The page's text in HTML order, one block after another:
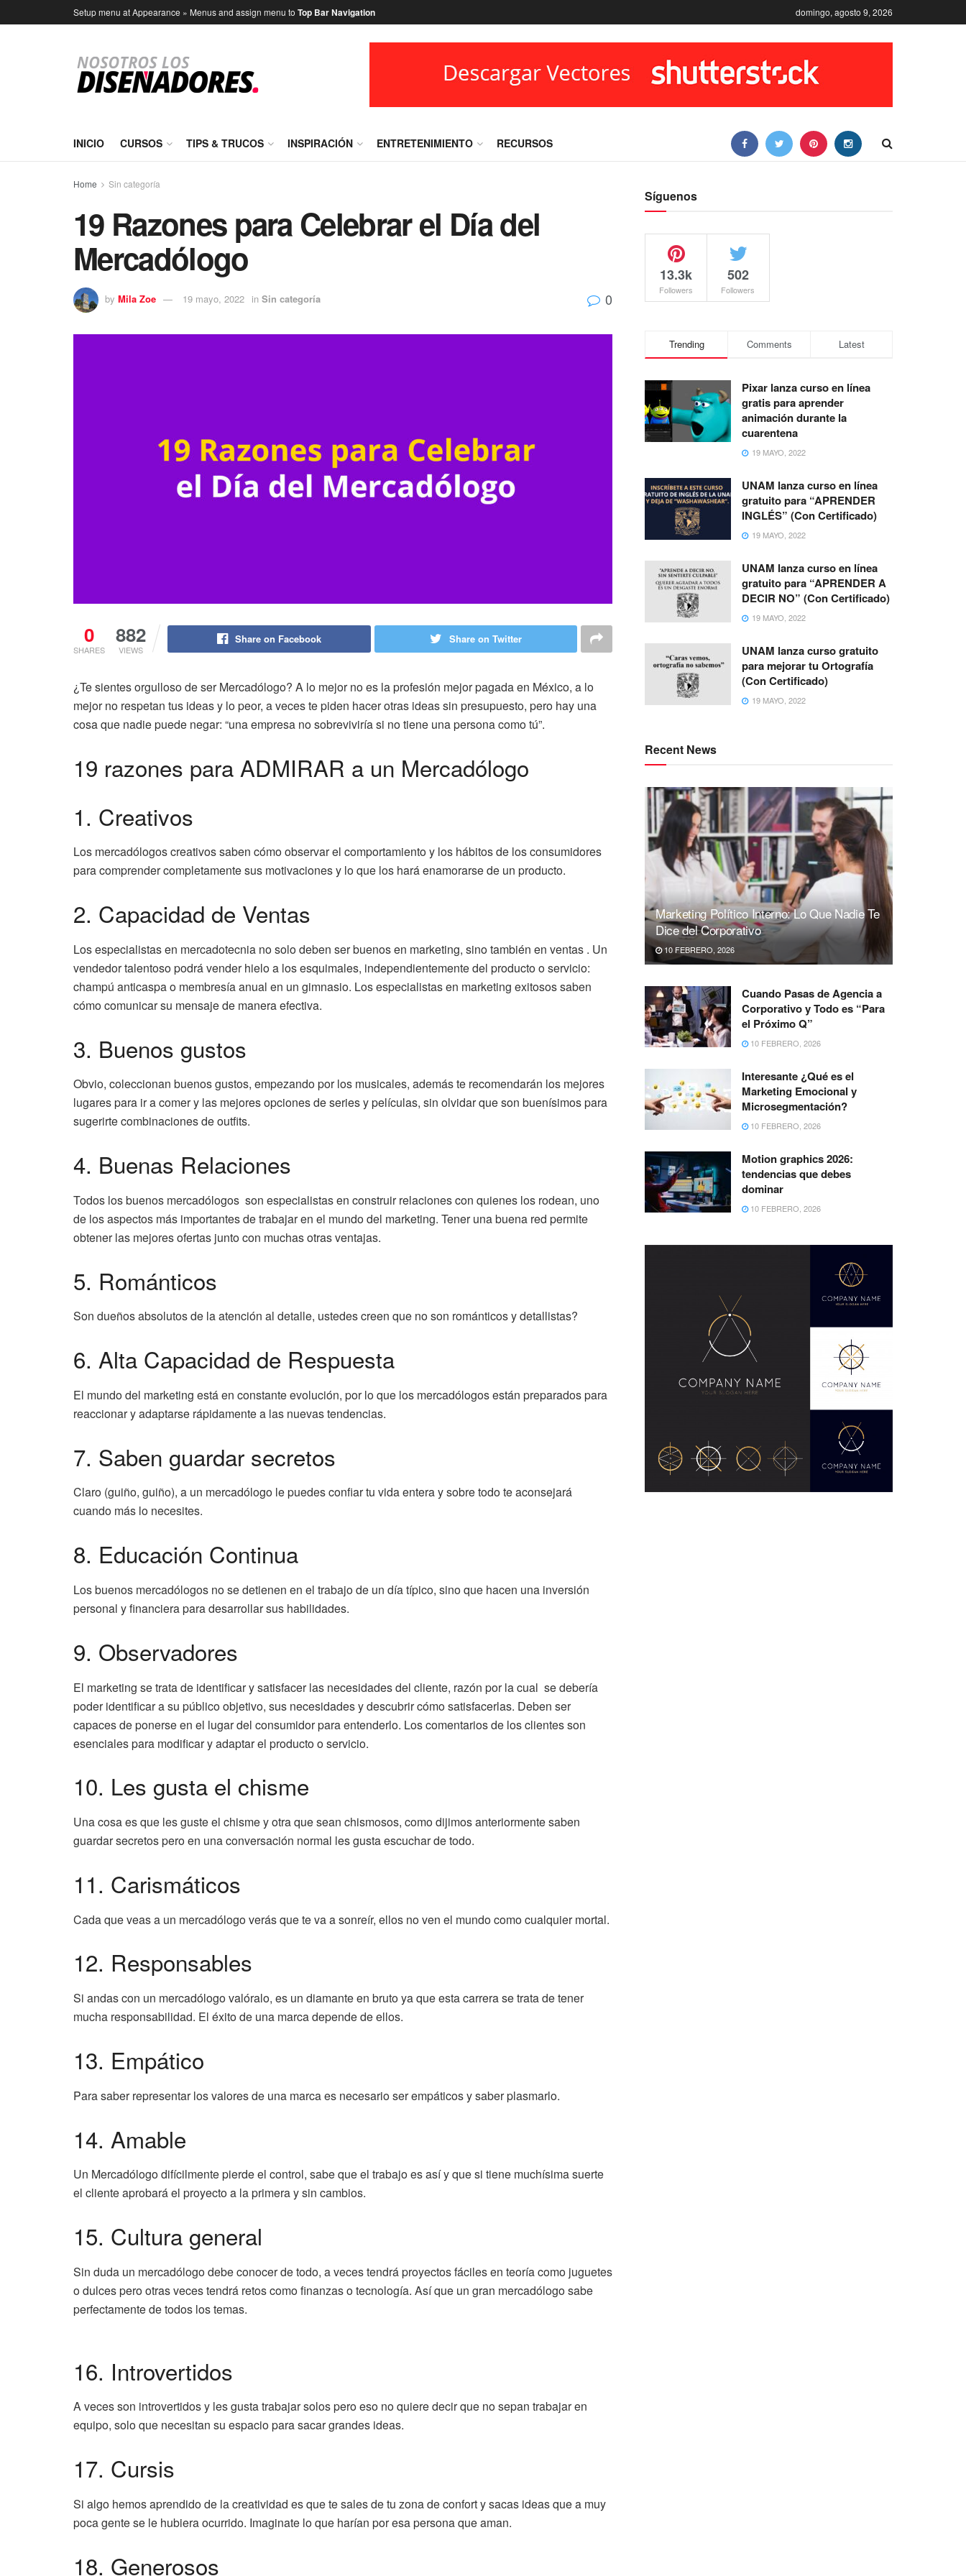
Setup menu at Appearance » Menus and assign menu to Top Bar Navigation domingo, agosto 9, 2026
INICIO CURSOS TIPS & TRUCOS INSPIRACIÓN ENTRETENIMIENTO RECURSOS
Home Sin categoría
19 Razones para Celebrar el Día del
Mercadólogo
by Mila Zoe 19 mayo, 2022 in Sin categoría 0
0
SHARES
882
VIEWS
Share on Facebook Share on Twitter
¿Te sientes orgulloso de ser Mercadólogo? A lo mejor no es la profesión mejor pagada en México, a lo
mejor no respetan tus ideas y lo peor, a veces te piden hacer otras ideas sin presupuesto, pero hay una
cosa que nadie puede negar: “una empresa no sobreviviría si no tiene una persona como tú”.
19 razones para ADMIRAR a un Mercadólogo
1. Creativos
Los mercadólogos creativos saben cómo observar el comportamiento y los hábitos de los consumidores
para comprender completamente sus motivaciones y lo que los hará enamorarse de un producto.
2. Capacidad de Ventas
Los especialistas en mercadotecnia no solo deben ser buenos en marketing, sino también en ventas . Un
vendedor talentoso podrá vender hielo a los esquimales, independientemente del producto o servicio:
champú anticaspa o membresía anual en un gimnasio. Los especialistas en marketing exitosos saben
cómo comunicar su mensaje de manera efectiva.
3. Buenos gustos
Obvio, coleccionan buenos gustos, empezando por los musicales, además te recomendarán los mejores
lugares para ir a comer y las mejores opciones de series y películas, sin olvidar que son buenísimos para
sugerirte combinaciones de outfits.
4. Buenas Relaciones
Todos los buenos mercadólogos son especialistas en construir relaciones con quienes los rodean, uno
de los aspectos más importantes de trabajar en el mundo del marketing. Tener una buena red permite
obtener las mejores ofertas junto con muchas otras ventajas.
5. Románticos
Son dueños absolutos de la atención al detalle, ustedes creen que no son románticos y detallistas?
6. Alta Capacidad de Respuesta
El mundo del marketing está en constante evolución, por lo que los mercadólogos están preparados para
reaccionar y adaptarse rápidamente a las nuevas tendencias.
7. Saben guardar secretos
Claro (guiño, guiño), a un mercadólogo le puedes confiar tu vida entera y sobre todo te aconsejará
cuando más lo necesites.
8. Educación Continua
Los buenos mercadólogos no se detienen en el trabajo de un día típico, sino que hacen una inversión
personal y financiera para desarrollar sus habilidades.
9. Observadores
El marketing se trata de identificar y satisfacer las necesidades del cliente, razón por la cual se debería
poder identificar a su público objetivo, sus necesidades y descubrir cómo satisfacerlas. Deben ser
capaces de ponerse en el lugar del consumidor para entenderlo. Los comentarios de los clientes son
esenciales para modificar y adaptar el producto o servicio.
10. Les gusta el chisme
Una cosa es que les guste el chisme y otra que sean chismosos, como dijimos anteriormente saben
guardar secretos pero en una conversación normal les gusta escuchar de todo.
11. Carismáticos
Cada que veas a un mercadólogo verás que te va a sonreír, ellos no ven el mundo como cualquier mortal.
12. Responsables
Si andas con un mercadólogo valóralo, es un diamante en bruto ya que esta carrera se trata de tener
mucha responsabilidad. El éxito de una marca depende de ellos.
13. Empático
Para saber representar los valores de una marca es necesario ser empáticos y saber plasmarlo.
14. Amable
Un Mercadólogo difícilmente pierde el control, sabe que el trabajo es así y que si tiene muchísima suerte
el cliente aprobará el proyecto a la primera y sin cambios.
15. Cultura general
Sin duda un mercadólogo debe conocer de todo, a veces tendrá proyectos fáciles en teoría como juguetes
o dulces pero otras veces tendrá retos como finanzas o tecnología. Así que un gran mercadólogo sabe
perfectamente de todos los temas.
16. Introvertidos
A veces son introvertidos y les gusta trabajar solos pero eso no quiere decir que no sepan trabajar en
equipo, solo que necesitan su espacio para sacar grandes ideas.
17. Cursis
Si algo hemos aprendido de la creatividad es que te sales de tu zona de confort y sacas ideas que a muy
poca gente se le hubiera ocurrido. Imaginate lo que harían por esa persona que aman.
18. Generosos
Síguenos
13.3k
Followers
502
Followers
Trending Comments Latest
Pixar lanza curso en línea
gratis para aprender
animación durante la
cuarentena
19 MAYO, 2022
UNAM lanza curso en línea
gratuito para “APRENDER
INGLÉS” (Con Certificado)
19 MAYO, 2022
UNAM lanza curso en línea
gratuito para “APRENDER A
DECIR NO” (Con Certificado)
19 MAYO, 2022
UNAM lanza curso gratuito
para mejorar tu Ortografía
(Con Certificado)
19 MAYO, 2022
Recent News
Marketing Político Interno: Lo Que Nadie Te
Dice del Corporativo
10 FEBRERO, 2026
Cuando Pasas de Agencia a
Corporativo y Todo es “Para
el Próximo Q”
10 FEBRERO, 2026
Interesante ¿Qué es el
Marketing Emocional y
Microsegmentación?
10 FEBRERO, 2026
Motion graphics 2026:
tendencias que debes
dominar
10 FEBRERO, 2026